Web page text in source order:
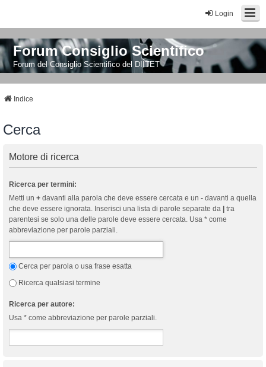
Login
Forum Consiglio Scientifico
Forum del Consiglio Scientifico del DIITET
Indice
Cerca
Motore di ricerca
Ricerca per termini:
Metti un + davanti alla parola che deve essere cercata e un - davanti a quella
che deve essere ignorata. Inserisci una lista di parole separate da
tra
parentesi se solo una delle parole deve essere cercata. Usa * come
abbreviazione per parole parziali.
Cerca per parola o usa frase esatta
Ricerca qualsiasi termine
Ricerca per autore:
Usa * come abbreviazione per parole parziali.